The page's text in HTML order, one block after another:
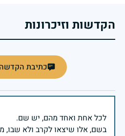
הקדשות וזיכרונות
כתיבת
בשם, אלו שיצאו לקרב ולא שבו,